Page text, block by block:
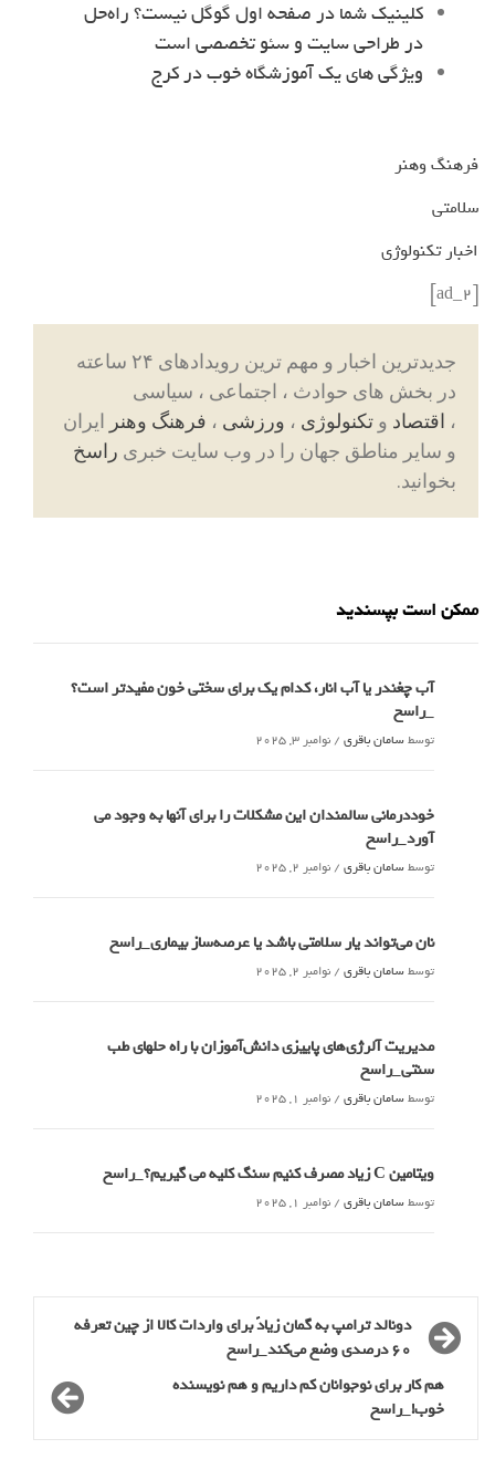
کلینیک شما در صفحه اول گوگل نیست؟ راه‌حل
در طراحی سایت و سئو تخصصی است
ویژگی های یک آموزشگاه خوب در کرج
فرهنگ وهنر
سلامتی
اخبار تکنولوژی
[ad_2]
جدیدترین اخبار و مهم ترین رویدادهای ۲۴ ساعته
در بخش های حوادث ، اجتماعی ، سیاسی
، اقتصاد و تکنولوژی ، ورزشی ، فرهنگ وهنر ایران
و سایر مناطق جهان را در وب سایت خبری راسخ
بخوانید.
ممکن است بپسندید
آب چغندر یا آب انار، کدام‌ یک برای سختی خون مفیدتر است؟
_راسخ
توسطسامان باقری / نوامبر 3, 2025
خوددرمانی سالمندان این مشکلات را برای آنها به وجود می
آورد_راسخ
توسطسامان باقری / نوامبر 2, 2025
نان می‌تواند یار سلامتی باشد یا عرصه‌ساز بیماری_راسخ
توسطسامان باقری / نوامبر 2, 2025
مدیریت آلرژی‌های پاییزی دانش‌آموزان با راه حلهای طب
سنتی_راسخ
توسطسامان باقری / نوامبر 1, 2025
ویتامین C زیاد مصرف کنیم سنگ کلیه می گیریم؟_راسخ
توسطسامان باقری / نوامبر 1, 2025
دونالد ترامپ به گمان زیادً برای واردات کالا از چین تعرفه
۶۰ درصدی وضع می‌کند_راسخ
هم کار برای نوجوانان کم داریم و هم نویسنده
خوب!_راسخ